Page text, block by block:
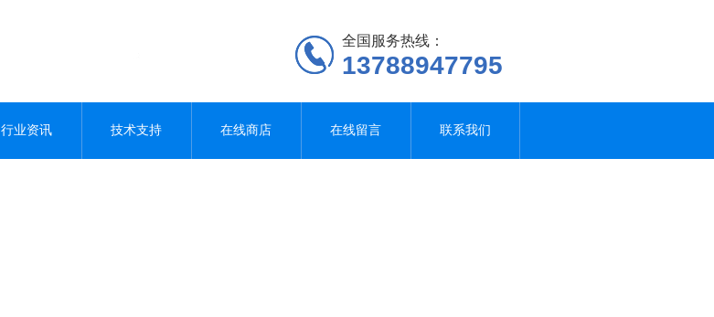
全国服务热线：
13788947795
行业资讯 技术支持 在线商店 在线留言 联系我们